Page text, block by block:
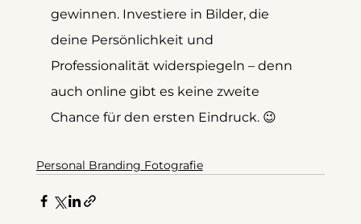
gewinnen. Investiere in Bilder, die
deine Persönlichkeit und
Professionalität widerspiegeln – denn
auch online gibt es keine zweite
Chance für den ersten Eindruck. 😉
Personal Branding Fotografie